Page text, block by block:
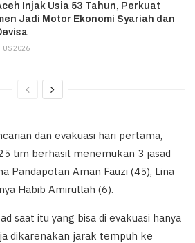
Injak Usia 53 Tahun, Perkuat
Jadi Motor Ekonomi Syariah dan
2026
dan evakuasi hari pertama,
tim berhasil menemukan 3 jasad
Pandapotan Aman Fauzi (45), Lina
Habib Amirullah (6).
saat itu yang bisa di evakuasi hanya
dikarenakan jarak tempuh ke